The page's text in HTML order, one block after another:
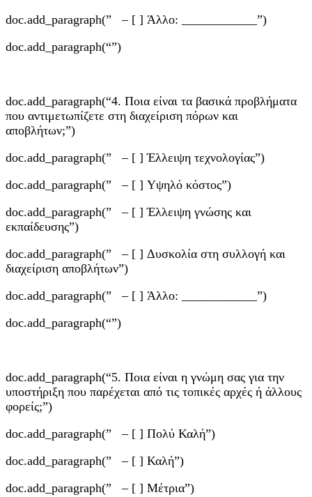
doc.add_paragraph(” – [ ] Άλλο: ____________”)
doc.add_paragraph(“”)
doc.add_paragraph(“4. Ποια είναι τα βασικά προβλήματα
που αντιμετωπίζετε στη διαχείριση πόρων και
αποβλήτων;”)
doc.add_paragraph(” – [ ] Έλλειψη τεχνολογίας”)
doc.add_paragraph(” – [ ] Υψηλό κόστος”)
doc.add_paragraph(” – [ ] Έλλειψη γνώσης και
εκπαίδευσης”)
doc.add_paragraph(” – [ ] Δυσκολία στη συλλογή και
διαχείριση αποβλήτων”)
doc.add_paragraph(” – [ ] Άλλο: ____________”)
doc.add_paragraph(“”)
doc.add_paragraph(“5. Ποια είναι η γνώμη σας για την
υποστήριξη που παρέχεται από τις τοπικές αρχές ή άλλους
φορείς;”)
doc.add_paragraph(” – [ ] Πολύ Καλή”)
doc.add_paragraph(” – [ ] Καλή”)
doc.add_paragraph(” – [ ] Μέτρια”)